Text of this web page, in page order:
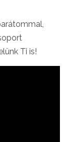
Ti is!